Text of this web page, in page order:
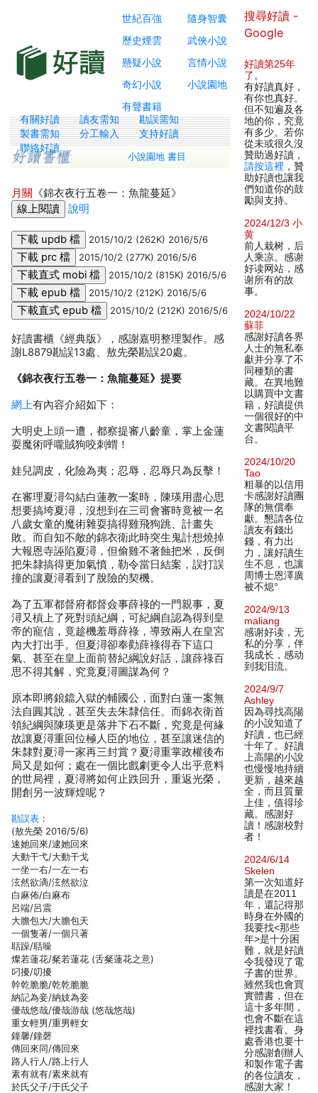
世紀百強
隨身智囊
歷史煙雲
武俠小說
懸疑小說
言情小說
奇幻小說
小說園地
有聲書籍
有關好讀 讀友需知
勘誤需知
製書需知
分工輸入
支持好讀
聯絡好讀
小說園地 書目
月關 《錦衣夜行五卷一：魚龍蔓延》
說明
2015/10/2 (262K) 2016/5/6
2015/10/2 (277K) 2016/5/6
2015/10/2 (815K) 2016/5/6
2015/10/2 (212K) 2016/5/6
2015/10/2 (212K) 2016/5/6
好讀書櫃《經典版》，感謝嘉明整理製作。感
謝L8879勘誤13處、敖先榮勘誤20處。
《錦衣夜行五卷一：魚龍蔓延》提要
網上有內容介紹如下：
大明史上頭一遭，都察提審八齡童，掌上金蓮
耍魔術呼嚨賊狗咬刺蝟！
娃兒調皮，化險為夷；忍辱，忍辱只為反擊！
在審理夏潯勾結白蓮教一案時，陳瑛用盡心思
想要搞垮夏潯，沒想到在三司會審時竟被一名
八歲女童的魔術雜耍搞得雞飛狗跳、計畫失
敗。而自知不敵的錦衣衛此時突生鬼計想燒掉
大報恩寺誣陷夏潯，但偷雞不著蝕把米，反倒
把朱隸搞得更加氣憤，勒令當日結案，誤打誤
撞的讓夏潯看到了脫險的契機。
為了五軍都督府都督僉事薛祿的一門親事，夏
潯又槓上了死對頭紀綱，可紀綱自認為得到皇
帝的寵信，竟趁機羞辱薛祿，導致兩人在皇宮
內大打出手。但夏潯卻奉勸薛祿得吞下這口
氣、甚至在皇上面前替紀綱說好話，讓薛祿百
思不得其解，究竟夏潯圖謀為何？
原本即將鋃鐺入獄的輔國公，面對白蓮一案無
法自圓其說，甚至失去朱隸信任。而錦衣衛首
領紀綱與陳瑛更是落井下石不斷，究竟是何緣
故讓夏潯重回位極人臣的地位，甚至讓迷信的
朱隸對夏潯一家再三封賞？夏潯重掌政權後布
局又是如何；處在一個比戲劇更令人出乎意料
的世局裡，夏潯將如何止跌回升，重返光榮，
開創另一波輝煌呢？
勘誤表 ：
(敖先榮 2016/5/6)
速她回來/逮她回來
大動干弋/大動干戈
一坐一右/一左一右
泫然欲滴/泫然欲泣
白麻佈/白麻布
呂端/呂震
大膽包大/大膽包天
一個隻著/一個只著
聒躁/聒噪
燦若蓮花/粲若蓮花 (舌粲蓮花之意)
叼擾/叨擾
幹乾脆脆/乾乾脆脆
納記為妾/納妓為妾
優哉悠哉/優哉游哉 (悠哉悠哉)
重女輕男/重男輕女
鐘馨/鐘磬
傳回來同/傳回來
路人行人/路上行人
素有就有/素來就有
於氏父子/于氏父子
搜尋好讀 -
Google
好讀第25年
了 。
有好讀真好，
有你也真好。
但不知遍及各
地的你，究竟
有多少。若你
從未或很久沒
贊助過好讀，
請按這裡 ，贊
助好讀也讓我
們知道你的鼓
勵與支持。
2024/12/3 小
黄
前人栽树，后
人乘凉。感谢
好读网站，感
谢所有的故
事。
2024/10/22
蘇菲
感謝好讀各界
人士的無私奉
獻并分享了不
同種類的書
藏。在異地難
以購買中文書
籍，好讀提供
一個很好的中
文書閱讀平
台。
2024/10/20
Tao
粗暴的以信用
卡感謝好讀團
隊的無償奉
獻。懇請各位
讀友有錢出
錢，有力出
力，讓好讀生
生不息，也讓
周博士恩澤廣
被不熄°
2024/9/13
maliang
感谢好读，无
私的分享，伴
我成长，感动
到我泪流。
2024/9/7
Ashley
因為尋找高陽
的小說知道了
好讀，也已經
十年了。好讀
上高陽的小說
也慢慢地持續
更新，越來越
全，而且質量
上佳，值得珍
藏。感謝好
讀！感謝校對
者！
2024/6/14
Skelen
第一次知道好
讀是在2011
年，還記得那
時身在外國的
我要找<那些
年>是十分困
難，就是好讀
令我發現了電
子書的世界。
雖然我也會買
實體書，但在
這十多年間，
也會不斷在這
裡找書看。身
處香港也要十
分感謝創辦人
和製作電子書
的各位讀友，
感謝大家！